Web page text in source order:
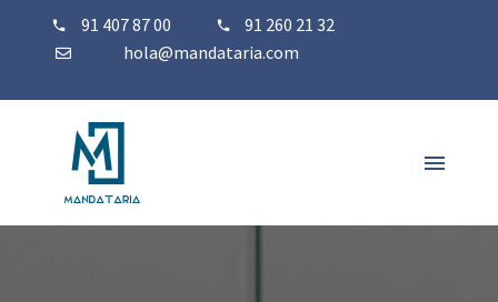
91 407 87 00
91 260 21 32
hola@mandataria.com